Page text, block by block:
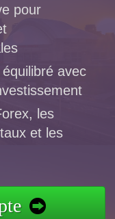
pour
avec
les
et les